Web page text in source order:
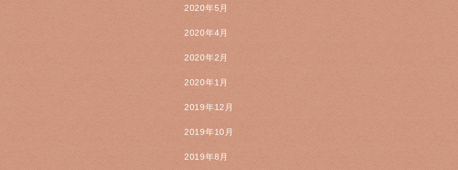
2020年5月
2020年4月
2020年2月
2020年1月
2019年12月
2019年10月
2019年8月